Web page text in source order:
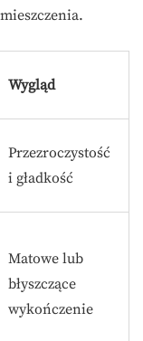
Wygląd
Przezroczystość
i gładkość
Matowe lub
błyszczące
wykończenie